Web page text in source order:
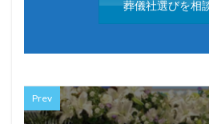
葬儀社選びを相
Prev